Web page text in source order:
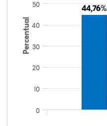
Percentual
44,76%
44,76%
0
10
20
30
40
50